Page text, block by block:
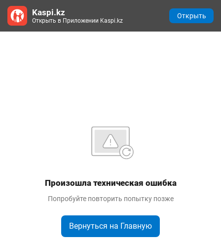
Произошла техническая ошибка
Попробуйте повторить попытку позже
Вернуться на Главную
Kaspi.kz
Открыть в Приложении Kaspi.kz
Открыть